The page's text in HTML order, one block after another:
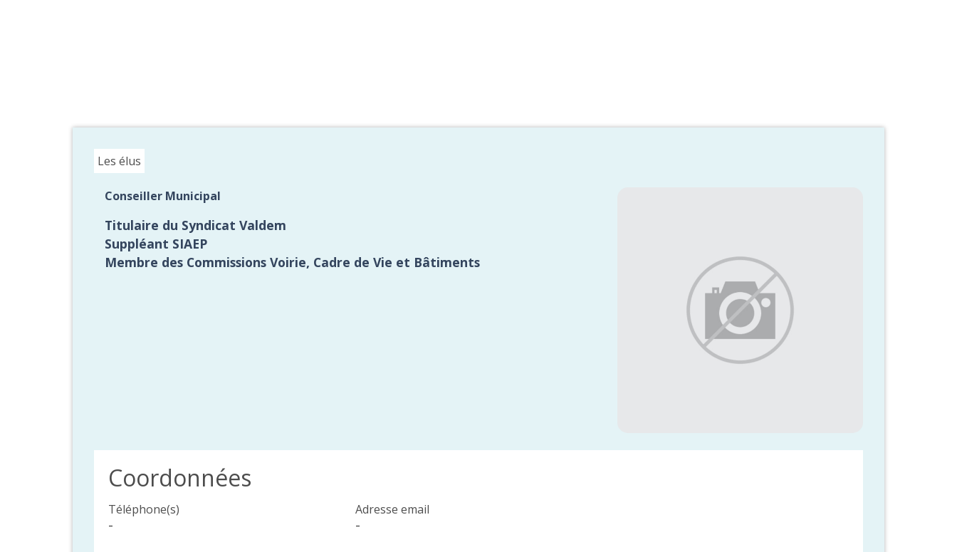
Les élus
Conseiller Municipal
Titulaire du Syndicat Valdem
Suppléant SIAEP
Membre des Commissions Voirie, Cadre de Vie et Bâtiments
Coordonnées
Téléphone(s)
-
Adresse email
-